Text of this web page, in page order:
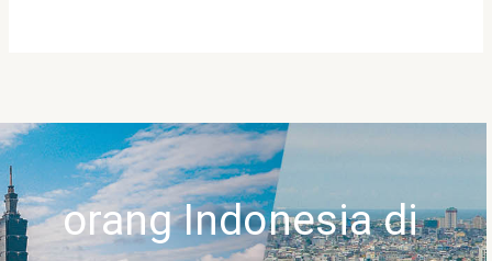
orang Indonesia di